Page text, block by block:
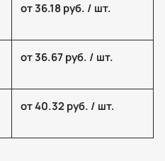
от 36.18 руб. / шт.
от 36.67 руб. / шт.
от 40.32 руб. / шт.